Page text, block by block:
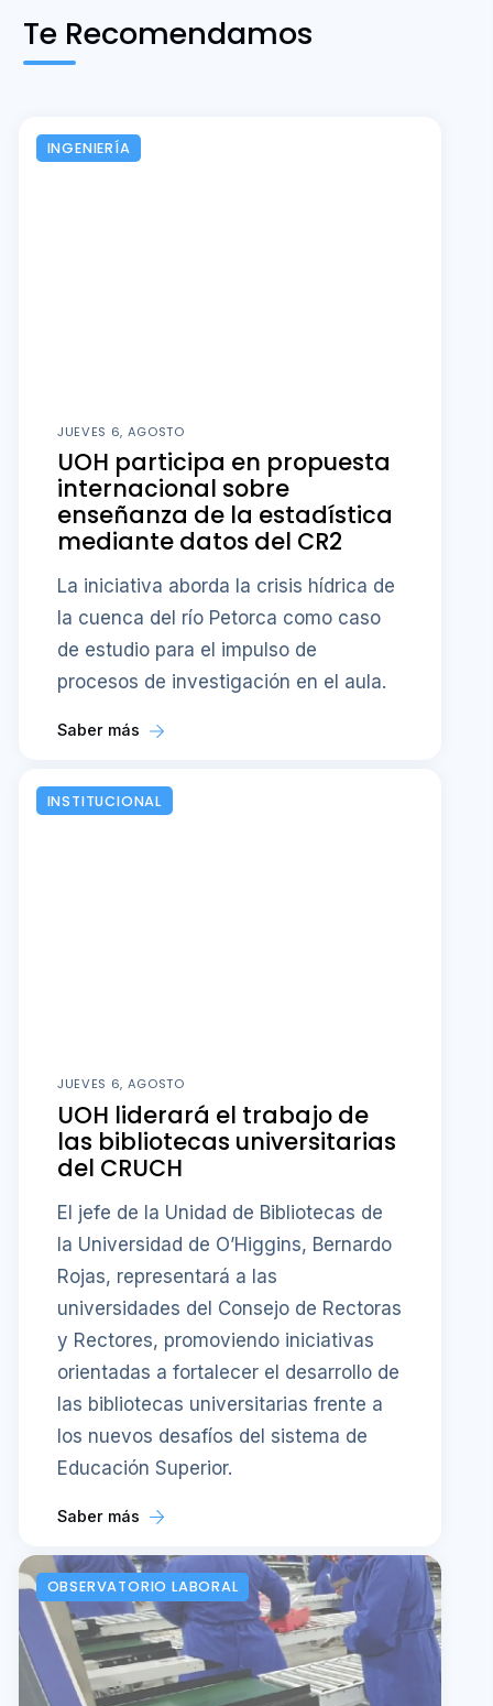
Te Recomendamos
INGENIERÍA
JUEVES 6, AGOSTO
UOH participa en propuesta
internacional sobre
enseñanza de la estadística
mediante datos del CR2
La iniciativa aborda la crisis hídrica de
la cuenca del río Petorca como caso
de estudio para el impulso de
procesos de investigación en el aula.
Saber más
INSTITUCIONAL
JUEVES 6, AGOSTO
UOH liderará el trabajo de
las bibliotecas universitarias
del CRUCH
El jefe de la Unidad de Bibliotecas de
la Universidad de O’Higgins, Bernardo
Rojas, representará a las
universidades del Consejo de Rectoras
y Rectores, promoviendo iniciativas
orientadas a fortalecer el desarrollo de
las bibliotecas universitarias frente a
los nuevos desafíos del sistema de
Educación Superior.
Saber más
OBSERVATORIO LABORAL